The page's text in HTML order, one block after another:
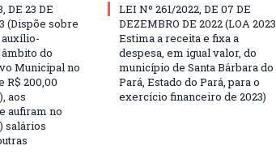
DE 23 DE
(Dispõe sobre
auxílio-
do
Municipal no
R$ 200,00
aos
aufiram no
salários
LEI Nº 261/2022, DE 07 DE
DEZEMBRO DE 2022 (LOA 2023
Estima a receita e fixa a
despesa, em igual valor, do
município de Santa Bárbara do
Pará, Estado do Pará, para o
exercício financeiro de 2023)